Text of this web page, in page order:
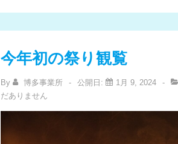
今年初の祭り観覧
By 博多事業所 公開日: 1月 9, 2024
だありません